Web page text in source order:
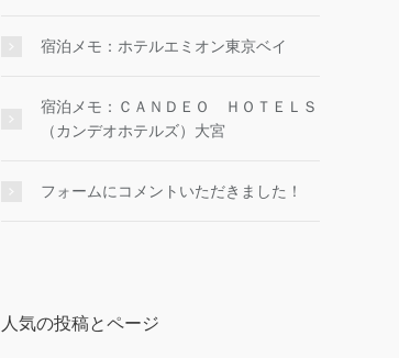
宿泊メモ：ホテルエミオン東京ベイ
宿泊メモ：ＣＡＮＤＥＯ ＨＯＴＥＬＳ
（カンデオホテルズ）大宮
フォームにコメントいただきました！
人気の投稿とページ